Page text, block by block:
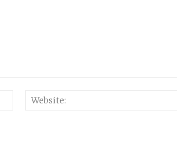
Email:*